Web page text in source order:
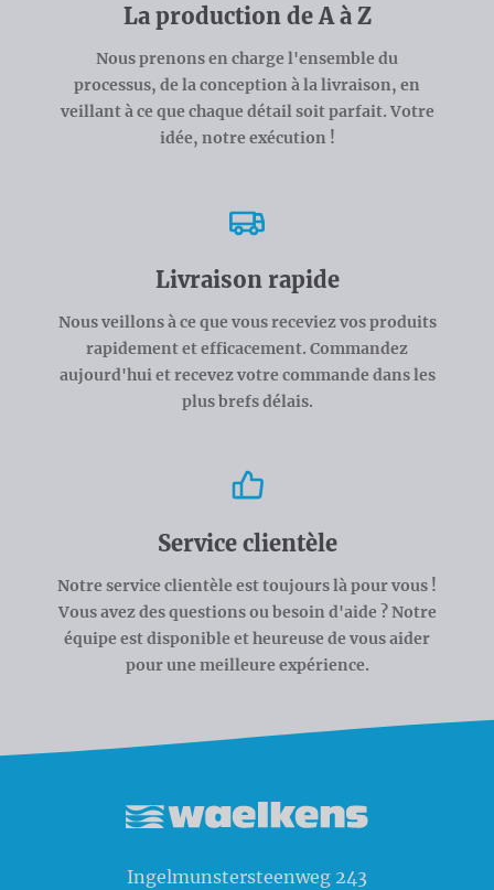
La production de A à Z
Nous prenons en charge l'ensemble du
processus, de la conception à la livraison, en
veillant à ce que chaque détail soit parfait. Votre
idée, notre exécution !
Livraison rapide
Nous veillons à ce que vous receviez vos produits
rapidement et efficacement. Commandez
aujourd'hui et recevez votre commande dans les
plus brefs délais.
Service clientèle
Notre service clientèle est toujours là pour vous !
Vous avez des questions ou besoin d'aide ? Notre
équipe est disponible et heureuse de vous aider
pour une meilleure expérience.
Ingelmunstersteenweg 243